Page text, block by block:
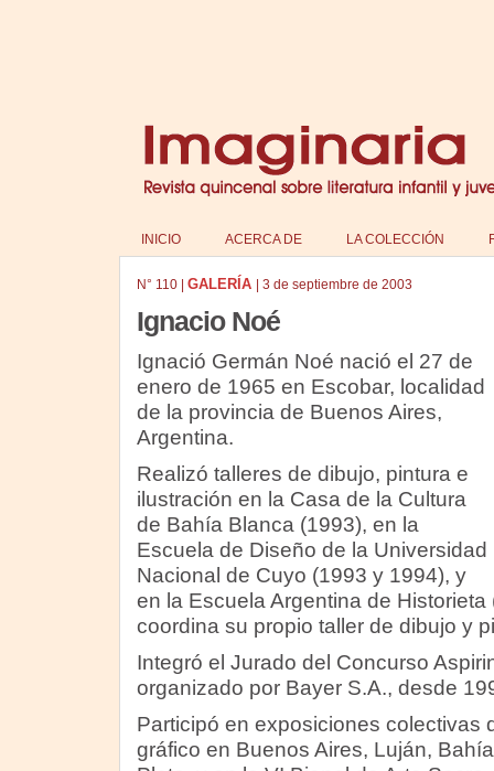
INICIO ACERCA DE LA COLECCIÓN
N° 110| GALERÍA 3 de septiembre de 2003
Ignacio Noé
Ignació Germán Noé nació el 27 de
enero de 1965 en Escobar, localidad
de la provincia de Buenos Aires,
Argentina.
Realizó talleres de dibujo, pintura e
ilustración en la Casa de la Cultura
de Bahía Blanca (1993), en la
Escuela de Diseño de la Universidad
Nacional de Cuyo (1993 y 1994), y
en la Escuela Argentina de
coordina su propio taller de dibujo y
Integró el Jurado del Concurso
organizado por Bayer S.A., desde
Participó en exposiciones colectivas
gráfico en Buenos Aires, Luján,